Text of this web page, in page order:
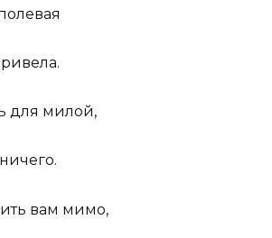
для милой,
вам мимо,